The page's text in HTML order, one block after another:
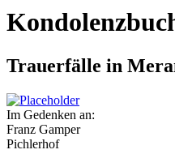
Trauerfälle in
Im Gedenken an:
Franz Gamper
Pichlerhof